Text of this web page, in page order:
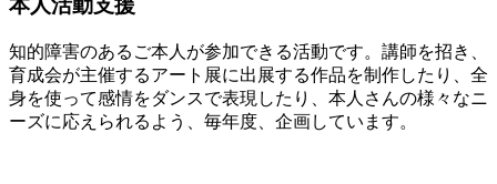
本人活動支援
知的障害のあるご本人が参加できる活動です。講師を招き、
育成会が主催するアート展に出展する作品を制作したり、全
身を使って感情をダンスで表現したり、本人さんの様々なニ
ーズに応えられるよう、毎年度、企画しています。